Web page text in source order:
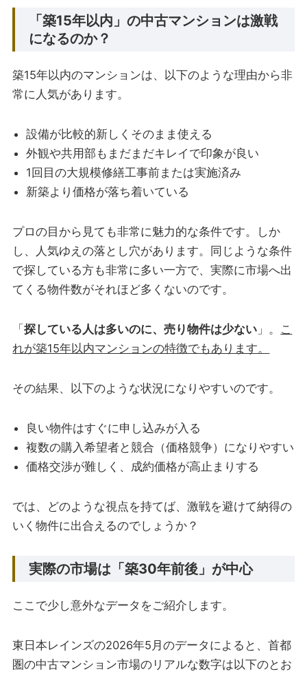
「築15年以内」の中古マンションは激戦
になるのか？
築15年以内のマンションは、以下のような理由から非
常に人気があります。
設備が比較的新しくそのまま使える
外観や共用部もまだまだキレイで印象が良い
1回目の大規模修繕工事前または実施済み
新築より価格が落ち着いている
プロの目から見ても非常に魅力的な条件です。しか
し、人気ゆえの落とし穴があります。同じような条件
で探している方も非常に多い一方で、実際に市場へ出
てくる物件数がそれほど多くないのです。
「探している人は多いのに、売り物件は少ない 」。 こ
れが築15年以内マンションの特徴でもあります。
その結果、以下のような状況になりやすいのです。
良い物件はすぐに申し込みが入る
複数の購入希望者と競合（価格競争）になりやすい
価格交渉が難しく、成約価格が高止まりする
では、どのような視点を持てば、激戦を避けて納得の
いく物件に出合えるのでしょうか？
実際の市場は「築30年前後」が中心
ここで少し意外なデータをご紹介します。
東日本レインズの2026年5月のデータによると、首都
圏の中古マンション市場のリアルな数字は以下のとお